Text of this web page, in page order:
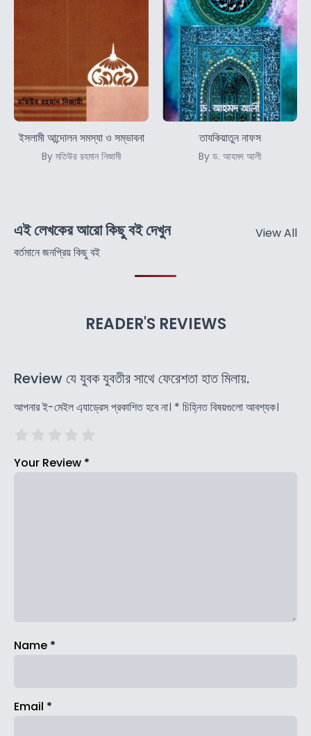
ইসলামী আন্দোলন সমস্যা ও সম্ভাবনা
By মতিউর রহমান নিজামী
তাযকিয়াতুন নাফস
By ড. আহমদ আলী
এই লেখকের আরো কিছু বই দেখুন
বর্তমানে জনপ্রিয় কিছু বই
View All
READER'S REVIEWS
Review যে যুবক যুবতীর সাথে ফেরেশতা হাত মিলায়.
আপনার ই-মেইল এ্যাড্রেস প্রকাশিত হবে না। * চিহ্নিত বিষয়গুলো আবশ্যক।
Your Review *
Name *
Email *